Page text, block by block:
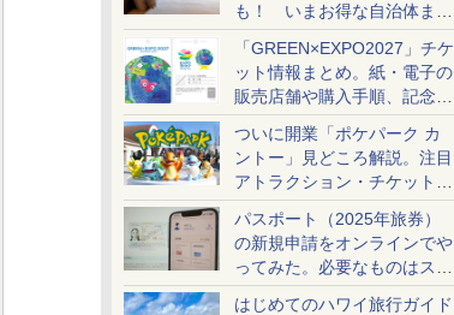
も！ いまお得な自治体まと
め
「GREEN×EXPO2027」チケ
ット情報まとめ。紙・電子の
販売店舗や購入手順、記念チ
ケットも解説
ついに開業「ポケパーク カ
ントー」見どころ解説。注目
アトラクション・チケット手
配・来場前に必要な準備は？
パスポート（2025年旅券）
の新規申請をオンラインでや
ってみた。必要なものはスマ
ホとマイナカードのみ
はじめてのハワイ旅行ガイド